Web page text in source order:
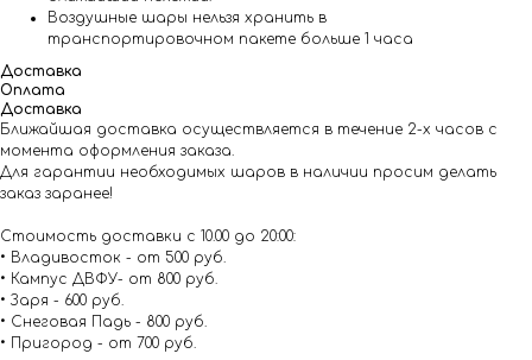
Воздушные шары нельзя хранить в
транспортировочном пакете больше 1 часа
Доставка
Оплата
Доставка
Ближайшая доставка осуществляется в течение 2-х часов с
момента оформления заказа.
Для гарантии необходимых шаров в наличии просим делать
заказ заранее!
Стоимость доставки с 10.00 до 20:00:
• Владивосток - от 500 руб.
• Кампус ДВФУ- от 800 руб.
• Заря - 600 руб.
• Снеговая Падь - 800 руб.
• Пригород - от 700 руб.